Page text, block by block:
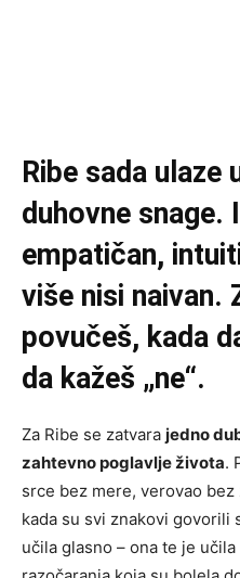
Ribe sada ulaze
duhovne snage.
empatičan,
više nisi naivan.
povučeš, kada
da kažeš „ne“.
Za Ribe se zatvara jedno
zahtevno poglavlje života.
srce bez mere, verovao
kada su svi znakovi govorili
učila glasno – ona te je učila